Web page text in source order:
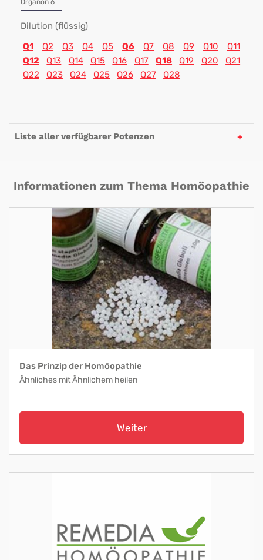
Organon 6
Dilution (flüssig)
Q1
Q2 Q3 Q4 Q5 Q6 Q7 Q8 Q9 Q10
Q11
Q12
Q13 Q14 Q15 Q16 Q17 Q18 Q19 Q20
Q21
Q22
Q23 Q24 Q25 Q26 Q27 Q28
Liste aller verfügbarer Potenzen
Informationen zum Thema Homöopathie
Das Prinzip der Homöopathie
Ähnliches mit Ähnlichem heilen
Weiter